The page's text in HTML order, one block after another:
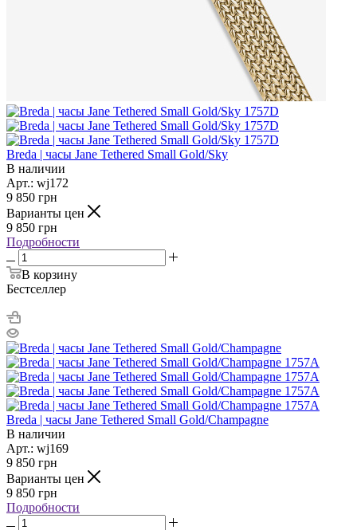
Breda | часы Jane Tethered Small Gold/Sky
В наличии
Арт.: wj172
9 850 грн
Варианты цен
9 850 грн
Подробности
В корзину
Бестселлер
Breda | часы Jane Tethered Small Gold/Champagne
В наличии
Арт.: wj169
9 850 грн
Варианты цен
9 850 грн
Подробности